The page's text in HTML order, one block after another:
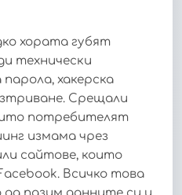
хората губят
технически
хакерска
Срещали
потребителят
измама чрез
сайтове, които
Всичко това